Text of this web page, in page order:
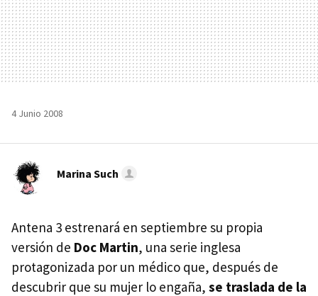
4 Junio 2008
Marina Such
Antena 3 estrenará en septiembre su propia
versión de Doc Martin, una serie inglesa
protagonizada por un médico que, después de
descubrir que su mujer lo engaña, se traslada de la